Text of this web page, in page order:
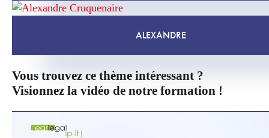
ALEXANDRE
Vous trouvez ce thème intéressant ?
Visionnez la vidéo de notre formation !